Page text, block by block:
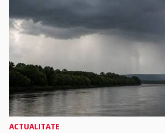
ACTUALITATE